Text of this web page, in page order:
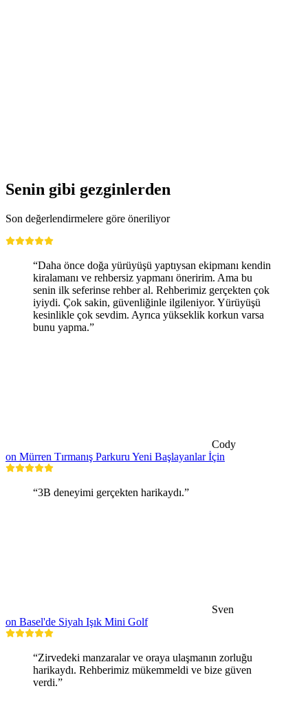
Senin gibi gezginlerden
Son değerlendirmelere göre öneriliyor
“Daha önce doğa yürüyüşü yaptıysan ekipmanı kendin
kiralamanı ve rehbersiz yapmanı öneririm. Ama bu
senin ilk seferinse rehber al. Rehberimiz gerçekten çok
iyiydi. Çok sakin, güvenliğinle ilgileniyor. Yürüyüşü
kesinlikle çok sevdim. Ayrıca yükseklik korkun varsa
bunu yapma.”
Cody
on Mürren Tırmanış Parkuru Yeni Başlayanlar İçin
“3B deneyimi gerçekten harikaydı.”
Sven
on Basel'de Siyah Işık Mini Golf
“Zirvedeki manzaralar ve oraya ulaşmanın zorluğu
harikaydı. Rehberimiz mükemmeldi ve bize güven
verdi.”